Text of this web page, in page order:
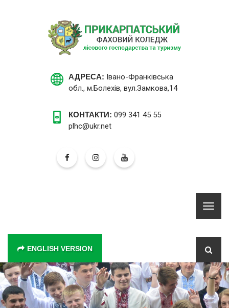
АДРЕСА: Івано-Франківська
обл., м.Болехів, вул.Замкова,14
КОНТАКТИ: 099 341 45 55
plhc@ukr.net
ENGLISH VERSION